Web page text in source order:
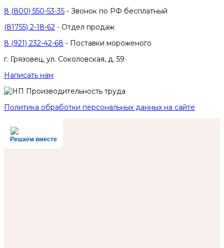
8 (800) 550-53-35 - Звонок по РФ бесплатный
(81755) 2-18-62 - Отдел продаж
8 (921) 232-42-68 - Поставки мороженого
г. Грязовец, ул. Соколовская, д. 59
Написать нам
Политика обработки персональных данных на сайте
Решаем вместе